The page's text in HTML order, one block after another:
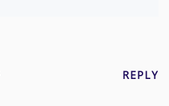
REPLY